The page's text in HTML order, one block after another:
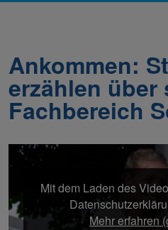
Ankommen:
erzählen
Fachbereich
Mit dem Laden des
Mehr erfahren